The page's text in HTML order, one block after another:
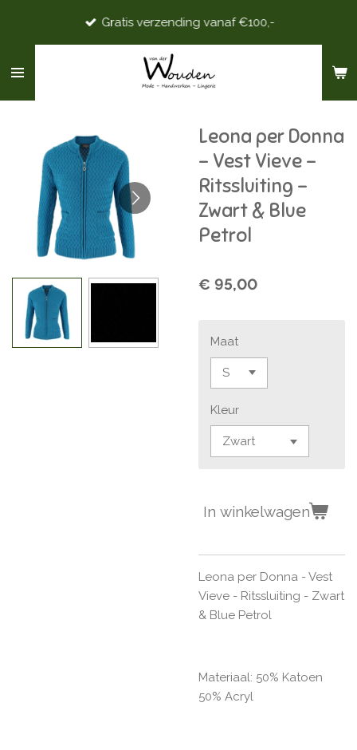
de
Gratis verzending vanaf €100,-
Leona per Donna
- Vest Vieve -
Ritssluiting -
Zwart & Blue
Petrol
€ 95,00
Maat
Kleur
In winkelwagen
Leona per Donna - Vest
Vieve - Ritssluiting - Zwart
& Blue Petrol
Materiaal: 50% Katoen
50% Acryl